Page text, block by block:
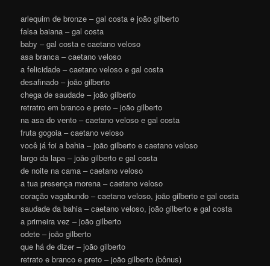
arlequim de bronze – gal costa e joão gilberto
falsa baiana – gal costa
baby – gal costa e caetano veloso
asa branca – caetano veloso
a felicidade – caetano veloso e gal costa
desafinado – joão gilberto
chega de saudade – joão gilberto
retratro em branco e preto – joão gilberto
na asa do vento – caetano veloso e gal costa
fruta gogoia – caetano veloso
você já foi a bahia – joão gilberto e caetano veloso
largo da lapa – joão gilberto e gal costa
de noite na cama – caetano veloso
a tua presença morena – caetano veloso
coração vagabundo – caetano veloso, joão gilberto e gal costa
saudade da bahia – caetano veloso, joão gilberto e gal costa
a primeira vez – joão gilberto
odete – joão gilberto
que há de dizer – joão gilberto
retrato e branco e preto – joão gilberto (bônus)